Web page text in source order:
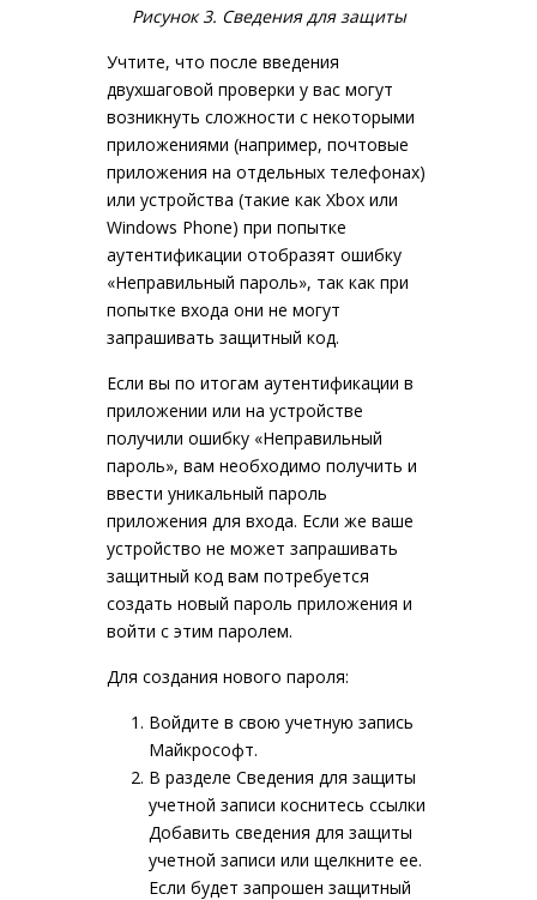
Рисунок 3. Сведения для защиты
Учтите, что после введения
двухшаговой проверки у вас могут
возникнуть сложности с некоторыми
приложениями (например, почтовые
приложения на отдельных телефонах)
или устройства (такие как Xbox или
Windows Phone) при попытке
аутентификации отобразят ошибку
«Неправильный пароль», так как при
попытке входа они не могут
запрашивать защитный код.
Если вы по итогам аутентификации в
приложении или на устройстве
получили ошибку «Неправильный
пароль», вам необходимо получить и
ввести уникальный пароль
приложения для входа. Если же ваше
устройство не может запрашивать
защитный код вам потребуется
создать новый пароль приложения и
войти с этим паролем.
Для создания нового пароля:
Войдите в свою учетную запись
Майкрософт.
В разделе Сведения для защиты
учетной записи коснитесь ссылки
Добавить сведения для защиты
учетной записи или щелкните ее.
Если будет запрошен защитный